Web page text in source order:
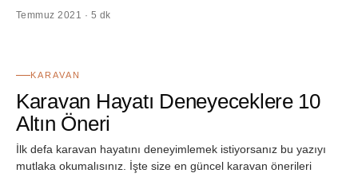
Temmuz 2021 · 5 dk
KARAVAN
Karavan Hayatı Deneyeceklere 10
Altın Öneri
İlk defa karavan hayatını deneyimlemek istiyorsanız bu yazıyı
mutlaka okumalısınız. İşte size en güncel karavan önerileri